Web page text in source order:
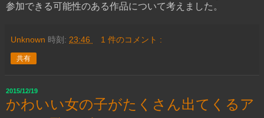
参加できる可能性のある作品について考えました。
Unknown 時刻: 23:46 1 件のコメント :
共有
2015/12/19
かわいい女の子がたくさん出てくるア